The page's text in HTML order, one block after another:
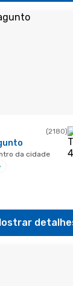
(2180)
da cidade